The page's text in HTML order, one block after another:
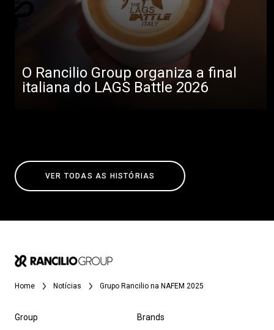
O Rancilio Group organiza a final
italiana do LAGS Battle 2026
VER TODAS AS HISTÓRIAS
Home Notícias Grupo Rancilio na NAFEM 2025
Group
Brands